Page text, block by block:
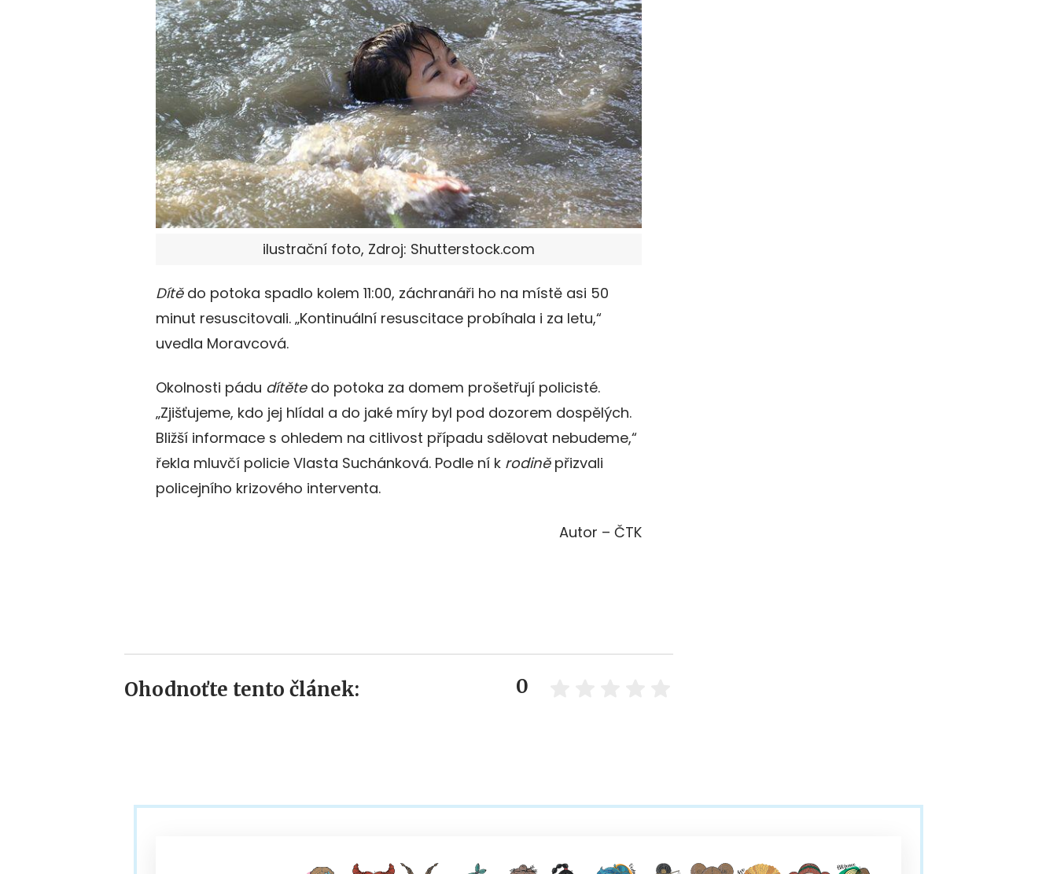
ilustrační foto, Zdroj: Shutterstock.com
Dítědo potoka spadlo kolem 11:00, záchranáři ho na místě asi 50
minut resuscitovali. „Kontinuální resuscitace probíhala i za letu,“
uvedla Moravcová.
Okolnosti pádu dítětedo potoka za domem prošetřují policisté.
„Zjišťujeme, kdo jej hlídal a do jaké míry byl pod dozorem dospělých.
Bližší informace s ohledem na citlivost případu sdělovat nebudeme,“
řekla mluvčí policie Vlasta Suchánková. Podle ní k rodiněpřizvali
policejního krizového interventa.
Autor – ČTK
Ohodnoťte tento článek: 0